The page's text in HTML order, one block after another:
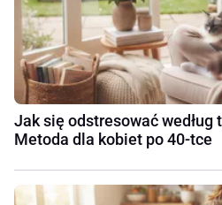
Jak się odstresować według
Metoda dla kobiet po 40-tce